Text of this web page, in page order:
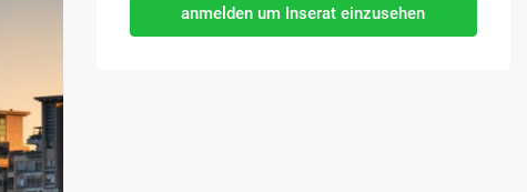
anmelden um Inserat einzusehen